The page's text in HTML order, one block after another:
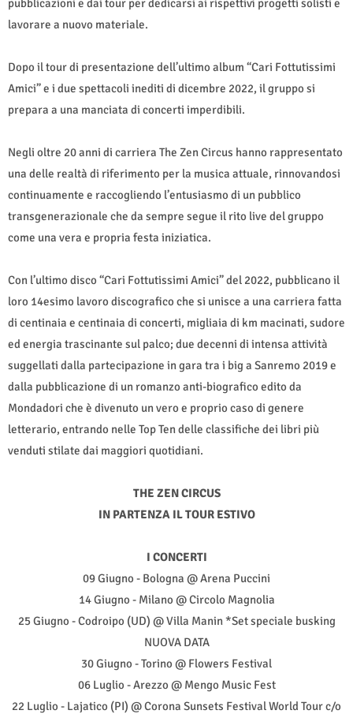
pubblicazioni e dai tour per dedicarsi ai rispettivi progetti solisti e
lavorare a nuovo materiale.
Dopo il tour di presentazione dell’ultimo album “Cari Fottutissimi
Amici” e i due spettacoli inediti di dicembre 2022, il gruppo si
prepara a una manciata di concerti imperdibili.
Negli oltre 20 anni di carriera The Zen Circus hanno rappresentato
una delle realtà di riferimento per la musica attuale, rinnovandosi
continuamente e raccogliendo l’entusiasmo di un pubblico
transgenerazionale che da sempre segue il rito live del gruppo
come una vera e propria festa iniziatica.
Con l’ultimo disco “Cari Fottutissimi Amici” del 2022, pubblicano il
loro 14esimo lavoro discografico che si unisce a una carriera fatta
di centinaia e centinaia di concerti, migliaia di km macinati, sudore
ed energia trascinante sul palco; due decenni di intensa attività
suggellati dalla partecipazione in gara tra i big a Sanremo 2019 e
dalla pubblicazione di un romanzo anti-biografico edito da
Mondadori che è divenuto un vero e proprio caso di genere
letterario, entrando nelle Top Ten delle classifiche dei libri più
venduti stilate dai maggiori quotidiani.
THE ZEN CIRCUS
IN PARTENZA IL TOUR ESTIVO
I CONCERTI
09 Giugno - Bologna @ Arena Puccini
14 Giugno - Milano @ Circolo Magnolia
25 Giugno - Codroipo (UD) @ Villa Manin *Set speciale busking
NUOVA DATA
30 Giugno - Torino @ Flowers Festival
06 Luglio - Arezzo @ Mengo Music Fest
22 Luglio - Lajatico (PI) @ Corona Sunsets Festival World Tour c/o